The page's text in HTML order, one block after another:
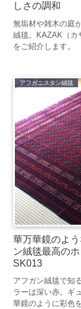
しさの調和
無垢材や雑木の庭
絨毯。KAZAK（カ
をご紹介します。
アフガニスタン絨毯
華万華鏡のよ
ン絨毯最高の
SK013
アフガン絨毯で知
ラーは深い赤。ギ
華鏡のように彩色